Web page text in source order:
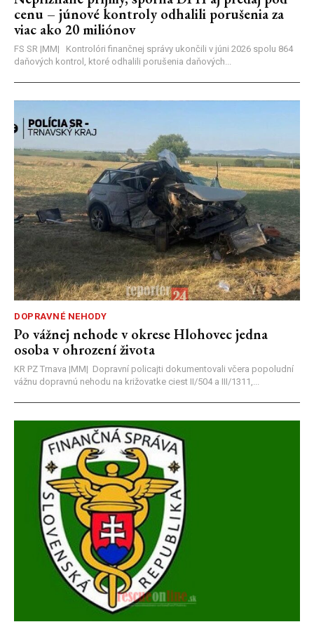
cenu – júnové kontroly odhalili porušenia za
viac ako 20 miliónov
FS SR |MM| Kontrolóri finančnej správy ukončili v júni 2026 spolu 864
daňových kontrol, ktoré odhalili porušenia daňových...
DOPRAVNÉ NEHODY
Po vážnej nehode v okrese Hlohovec jedna
osoba v ohrození života
KR PZ Trnava |MM| Dopravní policajti dokumentovali včera popoludní
vážnu dopravnú nehodu na križovatke ciest II/504 a III/1311,...